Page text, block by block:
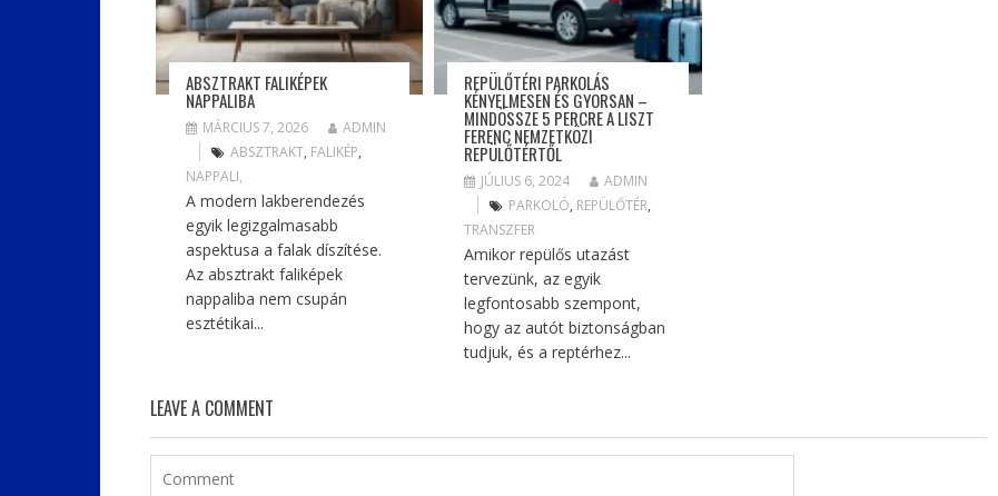
ABSZTRAKT FALIKÉPEK
NAPPALIBA
MÁRCIUS 7, 2026
ADMIN
ABSZTRAKT, FALIKÉP,
NAPPALI,
A modern lakberendezés
egyik legizgalmasabb
aspektusa a falak díszítése.
Az absztrakt faliképek
nappaliba nem csupán
esztétikai...
REPÜLŐTÉRI PARKOLÁS
KÉNYELMESEN ÉS GYORSAN –
MINDÖSSZE 5 PERCRE A LISZT
FERENC NEMZETKÖZI
REPÜLŐTÉRTŐL
JÚLIUS 6, 2024
ADMIN
PARKOLÓ, REPÜLŐTÉR,
TRANSZFER
Amikor repülős utazást
tervezünk, az egyik
legfontosabb szempont,
hogy az autót biztonságban
tudjuk, és a reptérhez...
LEAVE A COMMENT